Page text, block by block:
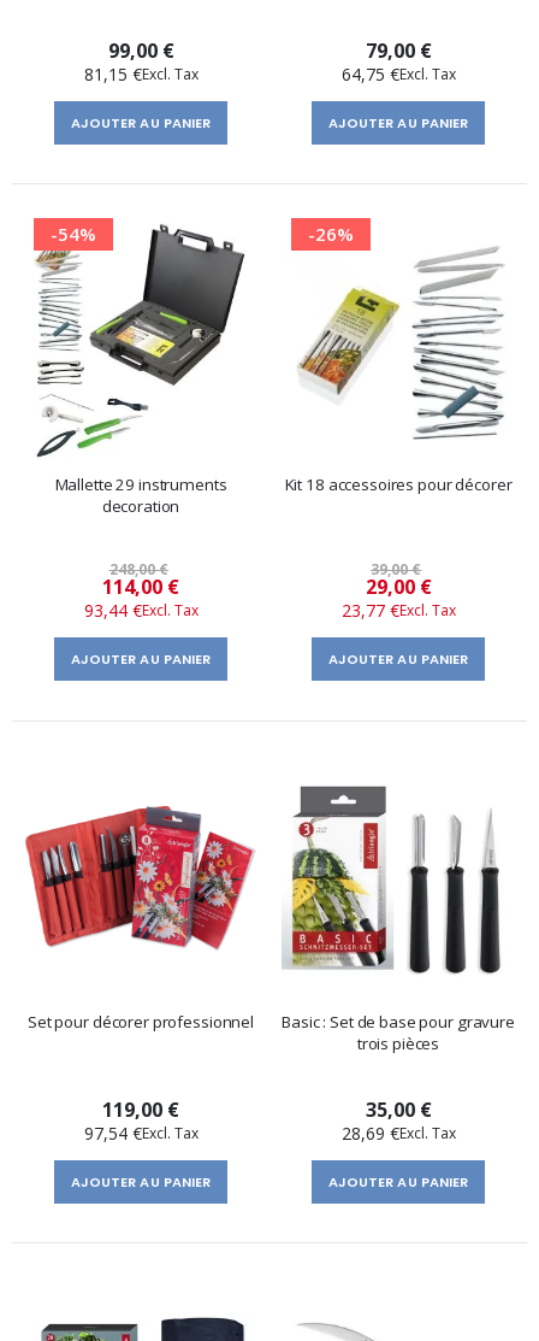
99,00 €
81,15 €
AJOUTER AU PANIER
79,00 €
64,75 €
AJOUTER AU PANIER
-54%
Mallette 29 instruments
decoration
248,00 €
Prix
spécial
114,00 €
93,44 €
AJOUTER AU PANIER
-26%
Kit 18 accessoires pour décorer
39,00 €
Prix
​​
spécial
29,00 €
23,77 €
AJOUTER AU PANIER
Set pour décorer professionnel
119,00 €
97,54 €
AJOUTER AU PANIER
Basic : Set de base pour gravure
trois pièces
35,00 €
28,69 €
AJOUTER AU PANIER